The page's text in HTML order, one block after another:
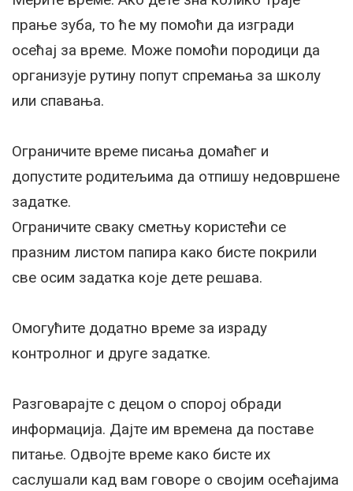
прање зуба, то ће му помоћи да изгради
осећај за време. Може помоћи породици да
организује рутину попут спремања за школу
или спавања.
Ограничите време писања домаћег и
допустите родитељима да отпишу недовршене
задатке.
Ограничите сваку сметњу користећи се
празним листом папира како бисте покрили
све осим задатка које дете решава.
Омогућите додатно време за израду
контролног и друге задатке.
Разговарајте с децом о спорој обради
информација. Дајте им времена да поставе
питање. Одвојте време како бисте их
саслушали кад вам говоре о својим осећајима